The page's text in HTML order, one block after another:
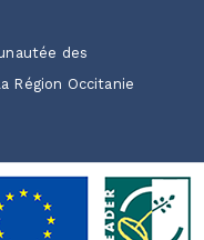
des
Région Occitanie